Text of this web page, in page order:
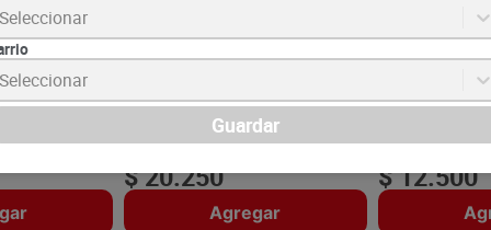
Fresca
ml
Suavizante Suavitel Fresca
SKU :7509546667683
$20.250
Agregar
Suavizante
SKU :
$12.500
Seleccionar
Seleccionar
Guardar